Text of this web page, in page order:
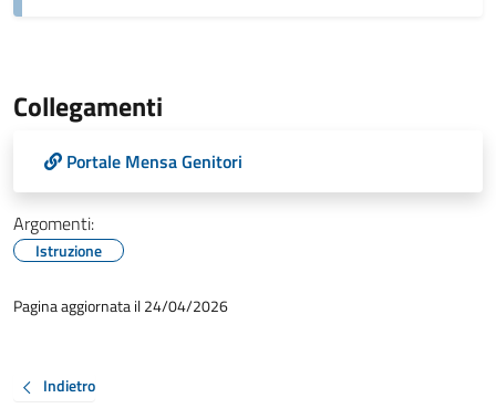
Collegamenti
Portale Mensa Genitori
Argomenti:
Istruzione
Pagina aggiornata il 24/04/2026
Indietro